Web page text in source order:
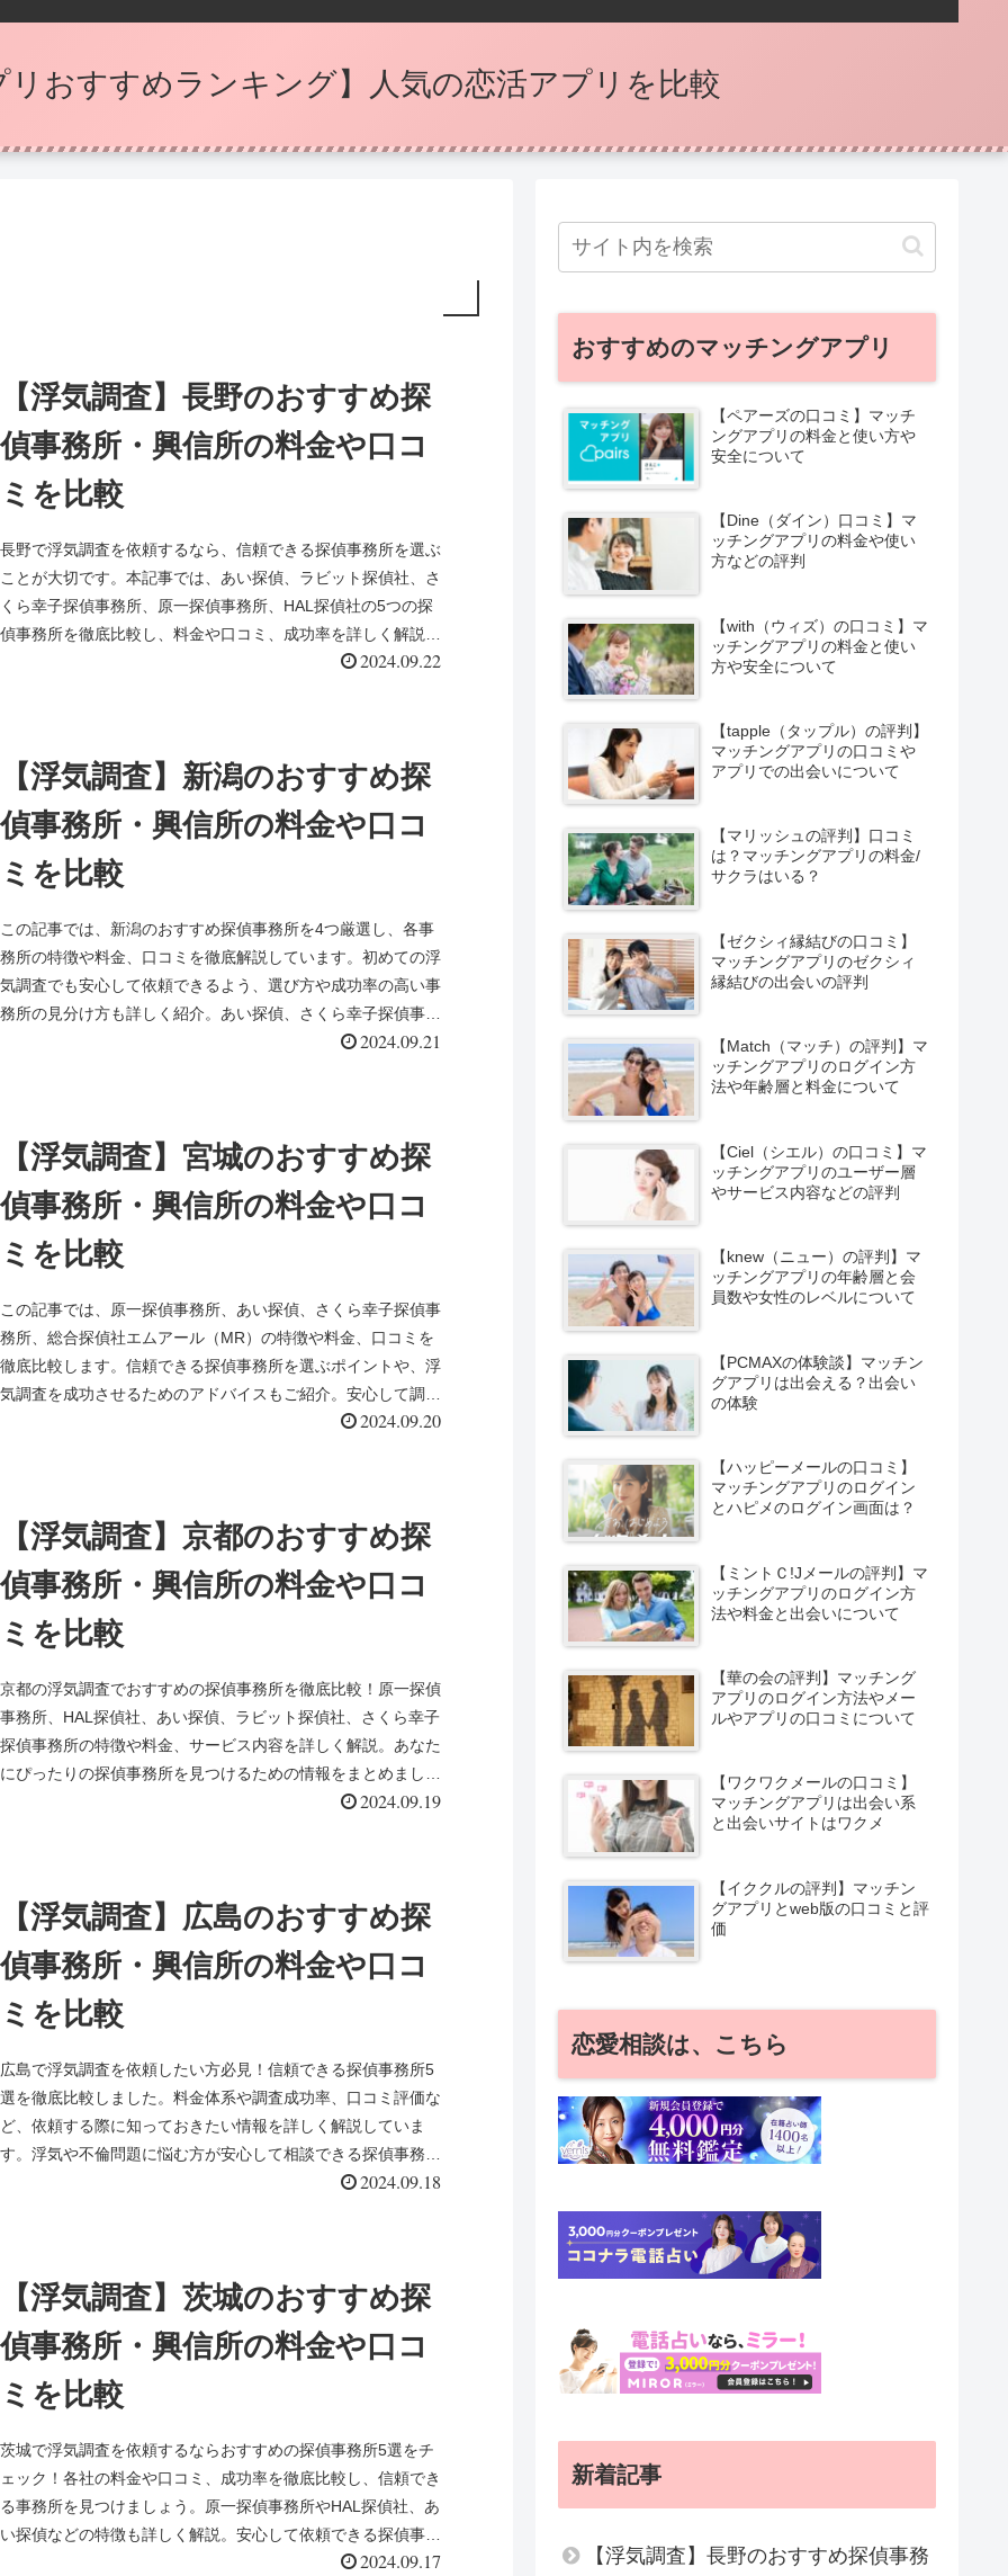
おすすめランキング】人気の恋活アプリを比較
【浮気調査】長野のおすすめ探
偵事務所・興信所の料金や口コ
ミを比較
長野で浮気調査を依頼するなら、信頼できる探偵事務所を選ぶ
ことが大切です。本記事では、あい探偵、ラビット探偵社、さ
くら幸子探偵事務所、原一探偵事務所、HAL探偵社の5つの探
偵事務所を徹底比較し、料金や口コミ、成功率を詳しく解説し
2024.09.22
【浮気調査】新潟のおすすめ探
偵事務所・興信所の料金や口コ
ミを比較
この記事では、新潟のおすすめ探偵事務所を4つ厳選し、各事
務所の特徴や料金、口コミを徹底解説しています。初めての浮
気調査でも安心して依頼できるよう、選び方や成功率の高い事
務所の見分け方も詳しく紹介。あい探偵、さくら幸子探偵事務
所、原一探偵事務所、総合探偵社エムアール（MR）の料金プ
2024.09.21
【浮気調査】宮城のおすすめ探
偵事務所・興信所の料金や口コ
ミを比較
この記事では、原一探偵事務所、あい探偵、さくら幸子探偵事
務所、総合探偵社エムアール（MR）の特徴や料金、口コミを
徹底比較します。信頼できる探偵事務所を選ぶポイントや、浮
気調査を成功させるためのアドバイスもご紹介。安心して調査
を依頼するために、宮城県内の探偵事務所を選ぶ際の参考にし
2024.09.20
【浮気調査】京都のおすすめ探
偵事務所・興信所の料金や口コ
ミを比較
京都の浮気調査でおすすめの探偵事務所を徹底比較！原一探偵
事務所、HAL探偵社、あい探偵、ラビット探偵社、さくら幸子
探偵事務所の特徴や料金、サービス内容を詳しく解説。あなた
にぴったりの探偵事務所を見つけるための情報をまとめまし
た。無料相談や成功報酬プランなど、安心して依頼できるポイ
2024.09.19
【浮気調査】広島のおすすめ探
偵事務所・興信所の料金や口コ
ミを比較
広島で浮気調査を依頼したい方必見！信頼できる探偵事務所5
選を徹底比較しました。料金体系や調査成功率、口コミ評価な
ど、依頼する際に知っておきたい情報を詳しく解説していま
す。浮気や不倫問題に悩む方が安心して相談できる探偵事務所
2024.09.18
【浮気調査】茨城のおすすめ探
偵事務所・興信所の料金や口コ
ミを比較
茨城で浮気調査を依頼するならおすすめの探偵事務所5選をチ
ェック！各社の料金や口コミ、成功率を徹底比較し、信頼でき
る事務所を見つけましょう。原一探偵事務所やHAL探偵社、あ
い探偵などの特徴も詳しく解説。安心して依頼できる探偵事務
2024.09.17
おすすめのマッチングアプリ
【ペアーズの口コミ】マッチ
ングアプリの料金と使い方や
安全について
【Dine（ダイン）口コミ】マ
ッチングアプリの料金や使い
方などの評判
【with（ウィズ）の口コミ】マ
ッチングアプリの料金と使い
方や安全について
【tapple（タップル）の評判】
マッチングアプリの口コミや
アプリでの出会いについて
【マリッシュの評判】口コミ
は？マッチングアプリの料金/
サクラはいる？
【ゼクシィ縁結びの口コミ】
マッチングアプリのゼクシィ
縁結びの出会いの評判
【Match（マッチ）の評判】マ
ッチングアプリのログイン方
法や年齢層と料金について
【Ciel（シエル）の口コミ】マ
ッチングアプリのユーザー層
やサービス内容などの評判
【knew（ニュー）の評判】マ
ッチングアプリの年齢層と会
員数や女性のレベルについて
【PCMAXの体験談】マッチン
グアプリは出会える？出会い
の体験
【ハッピーメールの口コミ】
マッチングアプリのログイン
とハピメのログイン画面は？
【ミントＣ!Jメールの評判】マ
ッチングアプリのログイン方
法や料金と出会いについて
【華の会の評判】マッチング
アプリのログイン方法やメー
ルやアプリの口コミについて
【ワクワクメールの口コミ】
マッチングアプリは出会い系
と出会いサイトはワクメ
【イククルの評判】マッチン
グアプリとweb版の口コミと評
価
恋愛相談は、こちら
新着記事
【浮気調査】長野のおすすめ探偵事務